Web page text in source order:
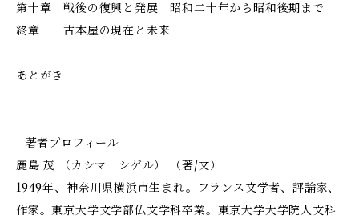
第十章 戦後の復興と発展 昭和二十年から昭和後期まで
終章 古本屋の現在と未来
あとがき
- 著者プロフィール -
鹿島 茂 （カシマ シゲル） （著/文）
1949年、神奈川県横浜市生まれ。フランス文学者、評論家、
作家。東京大学文学部仏文学科卒業。東京大学大学院人文科